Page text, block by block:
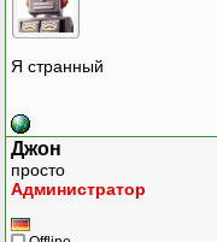
Я странный
Джон
просто
Администратор